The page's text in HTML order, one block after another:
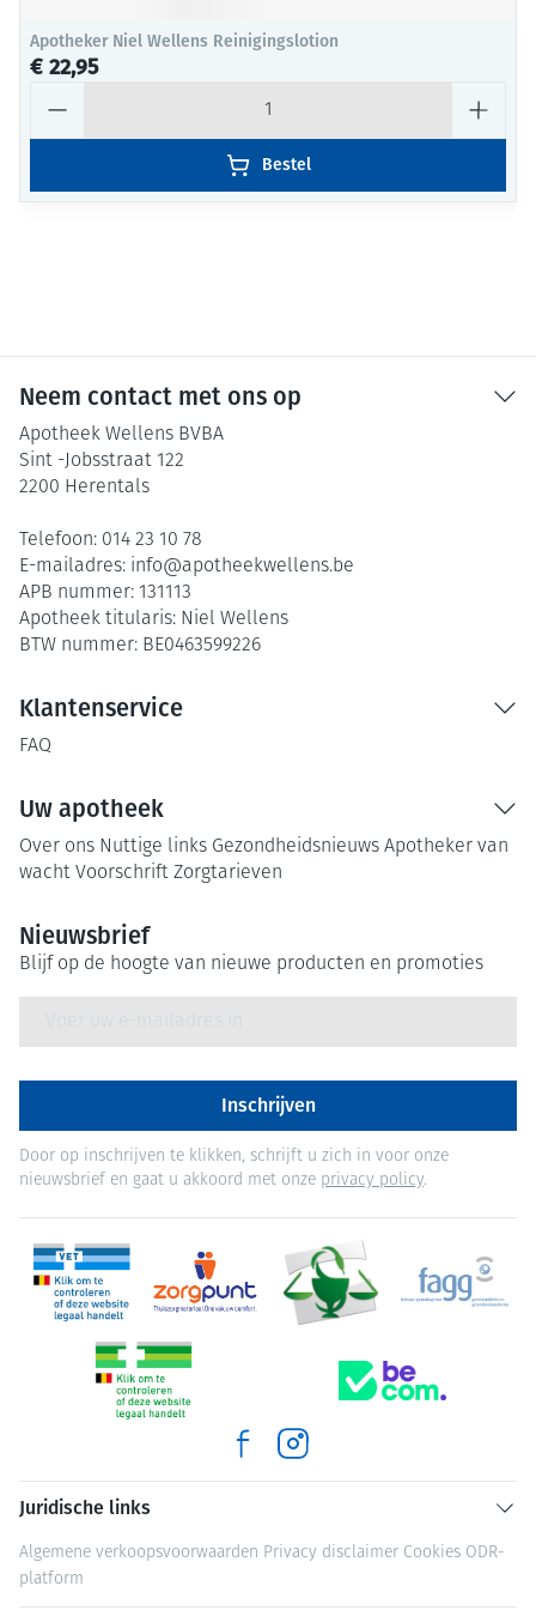
Apotheker Niel Wellens Reinigingslotion
€ 22,95
Bestel
Neem contact met ons op
Apotheek Wellens BVBA
Sint -Jobsstraat 122
2200 Herentals
Telefoon: 014 23 10 78
E-mailadres: info@apotheekwellens.be
APB nummer: 131113
Apotheek titularis: Niel Wellens
BTW nummer: BE0463599226
Klantenservice
FAQ
Uw apotheek
Over ons Nuttige links Gezondheidsnieuws Apotheker van
wacht Voorschrift Zorgtarieven
Nieuwsbrief
Blijf op de hoogte van nieuwe producten en promoties
Inschrijven
Door op inschrijven te klikken, schrijft u zich in voor onze
nieuwsbrief en gaat u akkoord met onze privacy policy.
Juridische links
Algemene verkoopsvoorwaarden Privacy disclaimer Cookies ODR-
platform